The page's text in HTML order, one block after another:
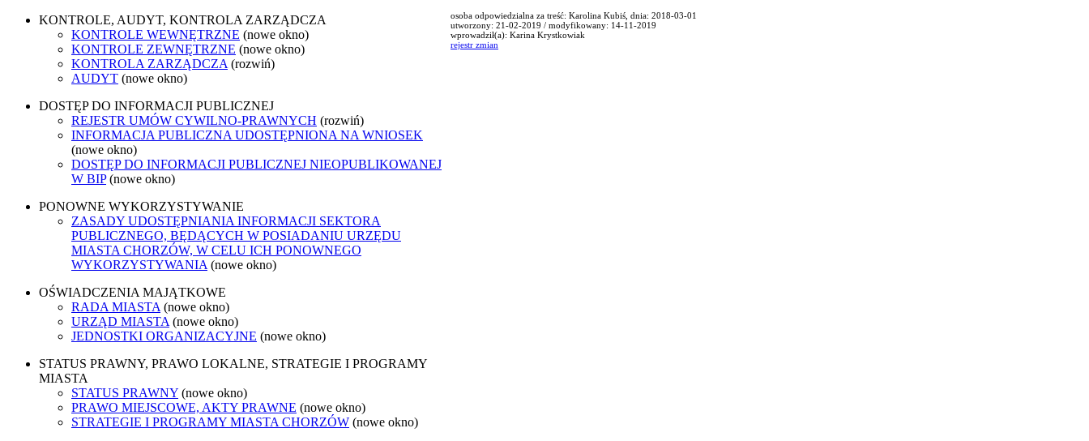
KONTROLE, AUDYT, KONTROLA ZARZĄDCZA
KONTROLE WEWNĘTRZNE (nowe okno)
KONTROLE ZEWNĘTRZNE (nowe okno)
KONTROLA ZARZĄDCZA (rozwiń)
AUDYT (nowe okno)
DOSTĘP DO INFORMACJI PUBLICZNEJ
REJESTR UMÓW CYWILNO-PRAWNYCH (rozwiń)
INFORMACJA PUBLICZNA UDOSTĘPNIONA NA WNIOSEK
(nowe okno)
DOSTĘP DO INFORMACJI PUBLICZNEJ NIEOPUBLIKOWANEJ
W BIP (nowe okno)
PONOWNE WYKORZYSTYWANIE
ZASADY UDOSTĘPNIANIA INFORMACJI SEKTORA
PUBLICZNEGO, BĘDĄCYCH W POSIADANIU URZĘDU
MIASTA CHORZÓW, W CELU ICH PONOWNEGO
WYKORZYSTYWANIA (nowe okno)
OŚWIADCZENIA MAJĄTKOWE
RADA MIASTA (nowe okno)
URZĄD MIASTA (nowe okno)
JEDNOSTKI ORGANIZACYJNE (nowe okno)
STATUS PRAWNY, PRAWO LOKALNE, STRATEGIE I PROGRAMY
MIASTA
STATUS PRAWNY (nowe okno)
PRAWO MIEJSCOWE, AKTY PRAWNE (nowe okno)
STRATEGIE I PROGRAMY MIASTA CHORZÓW (nowe okno)
osoba odpowiedzialna za treść: Karolina Kubiś, dnia: 2018-03-01
utworzony: 21-02-2019 / modyfikowany: 14-11-2019
wprowadził(a): Karina Krystkowiak
rejestr zmian